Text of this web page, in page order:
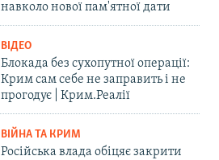
навколо нової пам'ятної дати
ВІДЕО
Блокада без сухопутної операції:
Крим сам себе не заправить і не
прогодує | Крим.Реалії
ВІЙНА ТА КРИМ
Російська влада обіцяє закрити